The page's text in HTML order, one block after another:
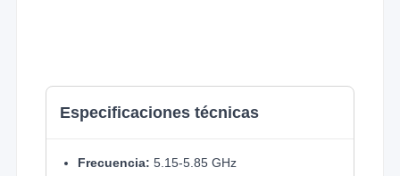
Especificaciones técnicas
Frecuencia: 5.15-5.85 GHz